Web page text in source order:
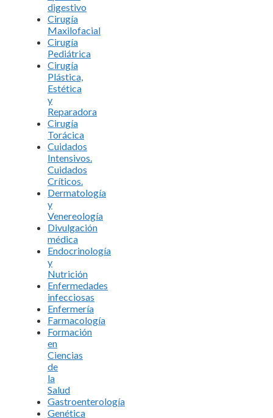
digestivo
Cirugía
Maxilofacial
Cirugía
Pediátrica
Cirugía
Plástica,
Estética
y
Reparadora
Cirugía
Torácica
Cuidados
Intensivos.
Cuidados
Críticos.
Dermatología
y
Venereología
Divulgación
médica
Endocrinología
y
Nutrición
Enfermedades
infecciosas
Enfermería
Farmacología
Formación
en
Ciencias
de
la
Salud
Gastroenterología
Genética